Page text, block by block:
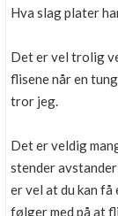
Hva slag plater
Det er vel trolig
flisene når en
tror jeg.
Det er veldig
stender
er vel at du kan få
følger med på at